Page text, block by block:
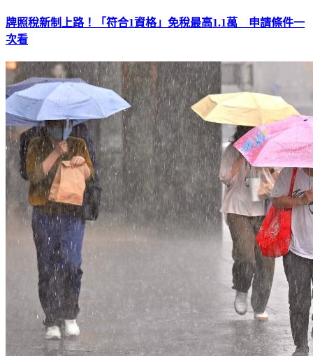
牌照稅新制上路！「符合1資格」免稅最高1.1萬 申請條件一
次看